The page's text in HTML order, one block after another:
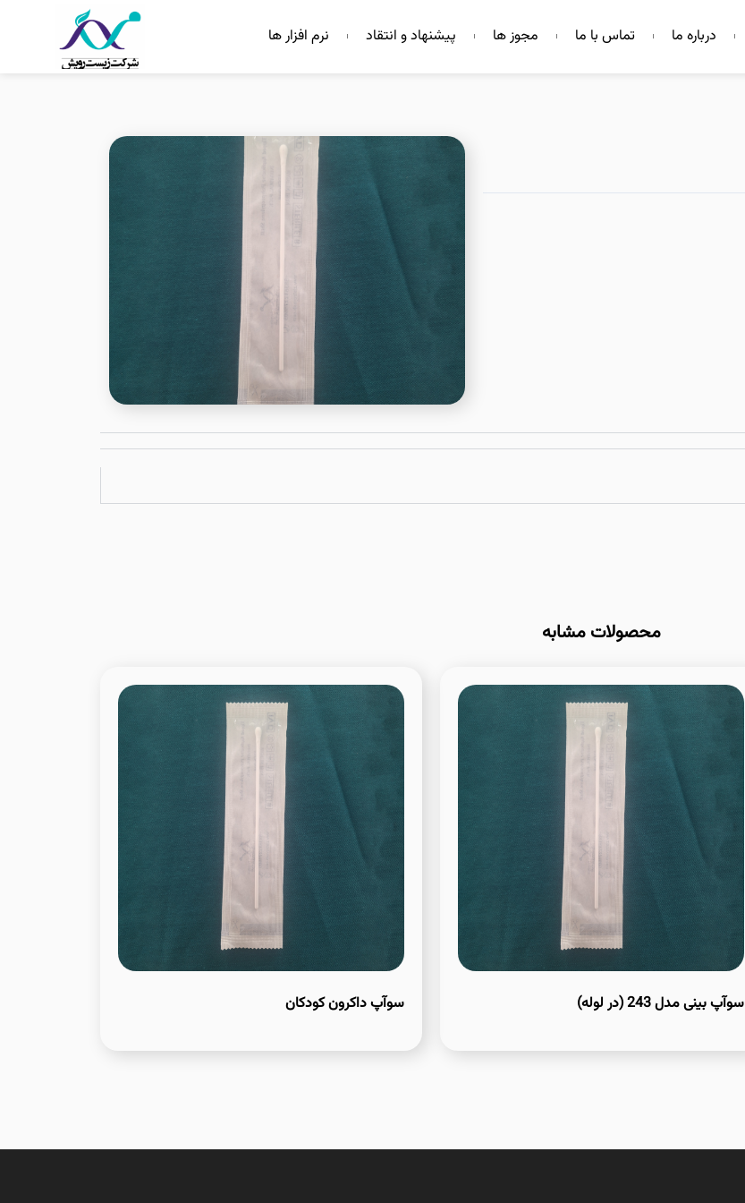
درباره ما تماس با ما مجوز ها پیشنهاد و انتقاد نرم افزار ها
محصولات مشابه
سوآپ بینی مدل 243 (در لوله) سوآپ داکرون کودکان